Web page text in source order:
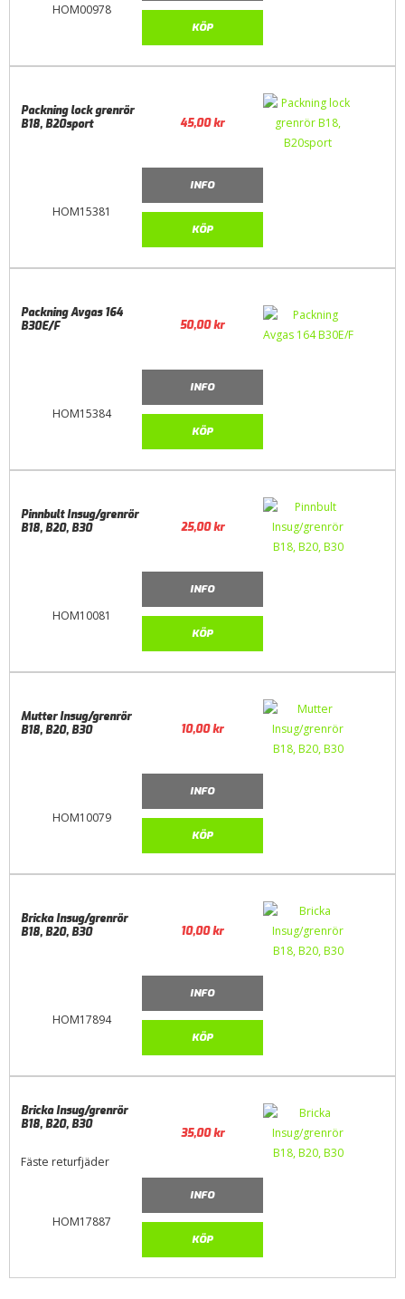
HOM00978
KÖP
HOM15381
Packning lock grenrör
B18, B20sport
45,00kr
INFO
KÖP
HOM15384
Packning Avgas 164
B30E/F
50,00kr
INFO
KÖP
HOM10081
Pinnbult Insug/grenrör
B18, B20, B30
25,00kr
INFO
KÖP
HOM10079
Mutter Insug/grenrör
B18, B20, B30
10,00kr
INFO
KÖP
HOM17894
Bricka Insug/grenrör
B18, B20, B30
10,00kr
INFO
KÖP
HOM17887
Bricka Insug/grenrör
B18, B20, B30
Fäste returfjäder
35,00kr
INFO
KÖP